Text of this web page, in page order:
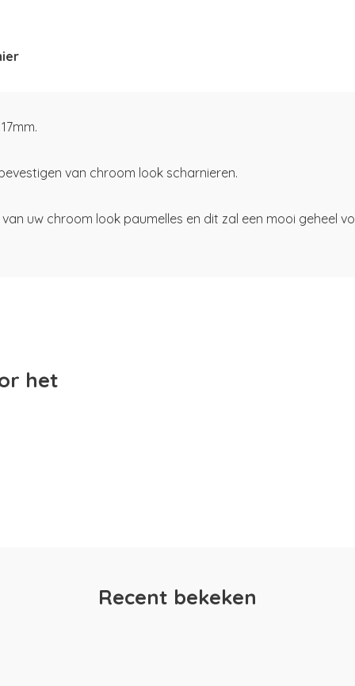
van chroom look scharnieren.
uw chroom look paumelles en dit zal een mooi geheel
het
Recent bekeken